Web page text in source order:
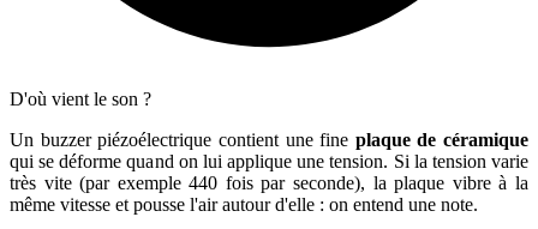
D'où vient le son ?
Un buzzer piézoélectrique contient une fine plaque de céramique
qui se déforme quand on lui applique une tension. Si la tension varie
très vite (par exemple 440 fois par seconde), la plaque vibre à la
même vitesse et pousse l'air autour d'elle : on entend une note.